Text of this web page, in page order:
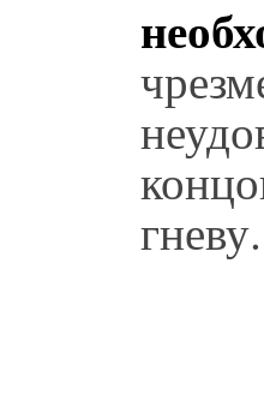
гневу.